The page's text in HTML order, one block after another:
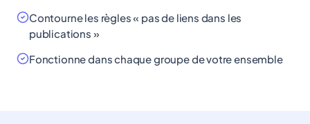
Contourne les règles « pas de liens dans les
publications »
Fonctionne dans chaque groupe de votre ensemble